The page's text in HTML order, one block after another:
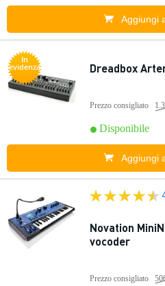
Aggiungi
In
evidenza Dreadbox
Prezzo consigliato
Disponibile
Aggiungi
Novation
vocoder
Prezzo consigliato